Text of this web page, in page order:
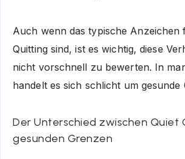
Auch wenn das typische Anzeichen
Quitting sind, ist es wichtig, diese
nicht vorschnell zu bewerten. In
handelt es sich schlicht um gesunde
Der Unterschied zwischen Quiet
gesunden Grenzen